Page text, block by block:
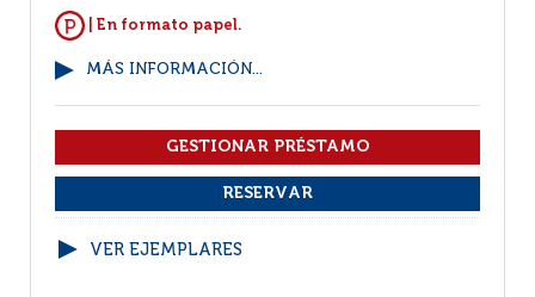
| En formato papel.
MÁS INFORMACIÓN...
VER EJEMPLARES